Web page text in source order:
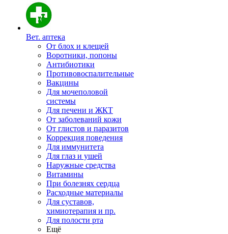
Вет. аптека
От блох и клещей
Воротники, попоны
Антибиотики
Противовоспалительные
Вакцины
Для мочеполовой
системы
Для печени и ЖКТ
От заболеваний кожи
От глистов и паразитов
Коррекция поведения
Для иммунитета
Для глаз и ушей
Наружные средства
Витамины
При болезнях сердца
Расходные материалы
Для суставов,
химиотерапия и пр.
Для полости рта
Ещё